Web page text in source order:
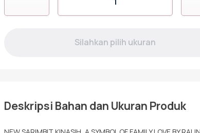
RRF
Deskripsi Bahan dan Ukuran Produk